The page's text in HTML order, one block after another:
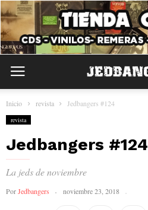
Inicio revista Jedbangers #124
revista
Jedbangers #124
La jeds de noviembre
PorJedbangers noviembre 23, 2018